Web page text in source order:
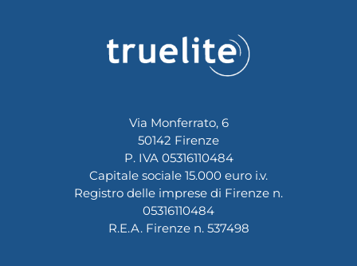
Via Monferrato, 6
50142 Firenze
P. IVA 05316110484
Capitale sociale 15.000 euro i.v.
Registro delle imprese di Firenze n.
05316110484
R.E.A. Firenze n. 537498